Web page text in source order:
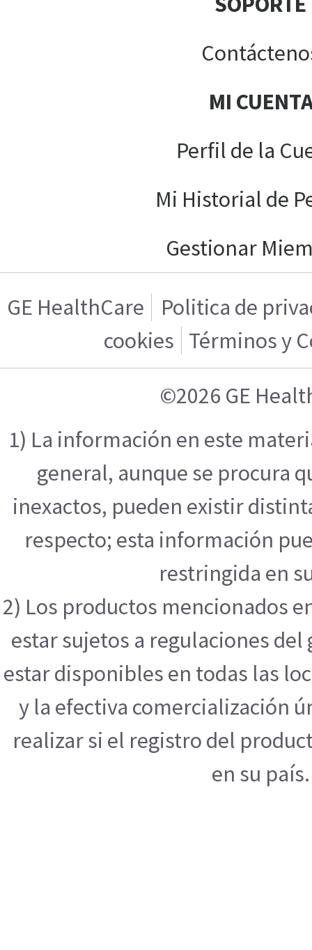
MI
Perfil de la
Mi Historial de
Gestionar
GE HealthCare
Politica de
cookies Términos y
©2026 GE
1) La información en este
general, aunque se procura
inexactos, pueden existir
respecto; esta información
restringida en
2) Los productos mencionados
estar sujetos a regulaciones
estar disponibles en todas las
y la efectiva comercialización
realizar si el registro del
en su país.